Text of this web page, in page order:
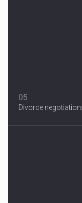
05
Divorce